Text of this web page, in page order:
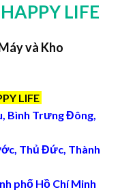
LIFE
và Kho
LIFE
Bình Trưng Đông,
Thủ Đức, Thành
phố Hồ Chí Minh